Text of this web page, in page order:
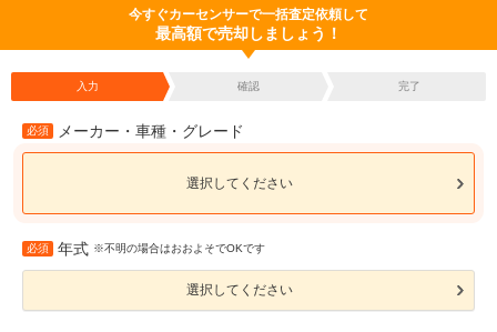
今すぐカーセンサーで一括査定依頼して
最高額で売却しましょう！
入力 確認 完了
必須 メーカー・車種・グレード
選択してください
必須 年式 ※不明の場合はおおよそでOKです
選択してください